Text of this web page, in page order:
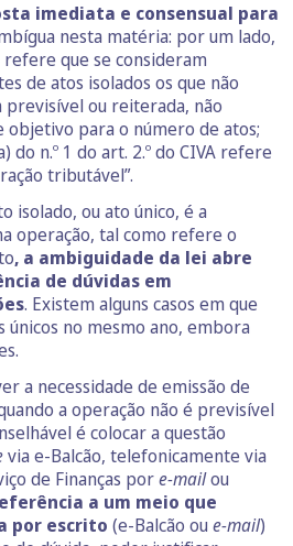
imediata e consensual para
nesta matéria: por um lado,
refere que se consideram
de atos isolados os que não
ou reiterada, não
para o número de atos;
do n.º 1 do art. 2.º do CIVA refere
tributável”.
isolado, ou ato único, é a
operação, tal como refere o
, a ambiguidade da lei abre
de dúvidas em
. Existem alguns casos em que
no mesmo ano, embora
a necessidade de emissão de
a operação não é previsível
é colocar a questão
via e-Balcão, telefonicamente via
de Finanças pore-mailou
a um meio que
por escrito (e-Balcão ou e-mail)